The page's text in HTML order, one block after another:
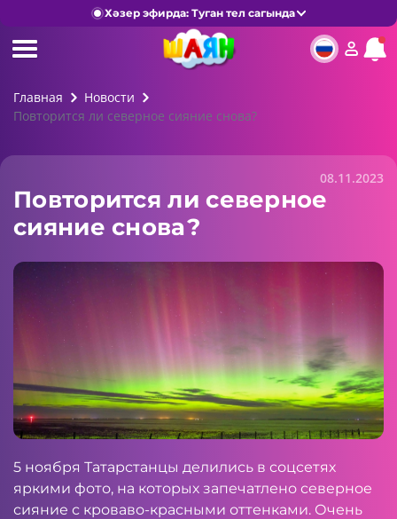
Хәзер эфирда: Туган тел сагында
Главная
Новости
Повторится ли северное сияние снова?
08.11.2023
Повторится ли северное
сияние снова?
5 ноября Татарстанцы делились в соцсетях
яркими фото, на которых запечатлено северное
сияние с кроваво-красными оттенками. Очень